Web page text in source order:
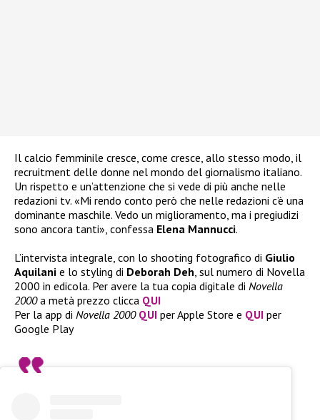
Il calcio femminile cresce, come cresce, allo stesso modo, il
recruitment delle donne nel mondo del giornalismo italiano.
Un rispetto e un’attenzione che si vede di più anche nelle
redazioni tv. «Mi rendo conto però che nelle redazioni c’è una
dominante maschile. Vedo un miglioramento, ma i pregiudizi
sono ancora tanti», confessa Elena Mannucci.
L’intervista integrale, con lo shooting fotografico di Giulio
Aquilani e lo styling di Deborah Deh, sul numero di Novella
2000 in edicola. Per avere la tua copia digitale di Novella
2000a metà prezzo clicca QUI
Per la app di Novella 2000 QUI per Apple Store e QUI per
Google Play